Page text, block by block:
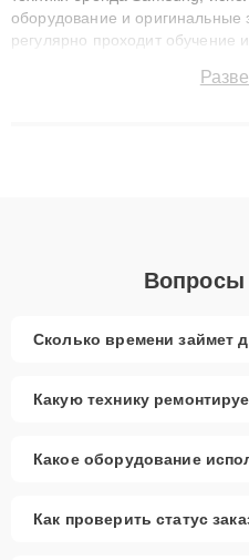
оборудование и
регулярно проходит обучение
технику с сохранением
Вопросы
Сколько времени займет
Какую технику
Какое оборудование
Как проверить статус